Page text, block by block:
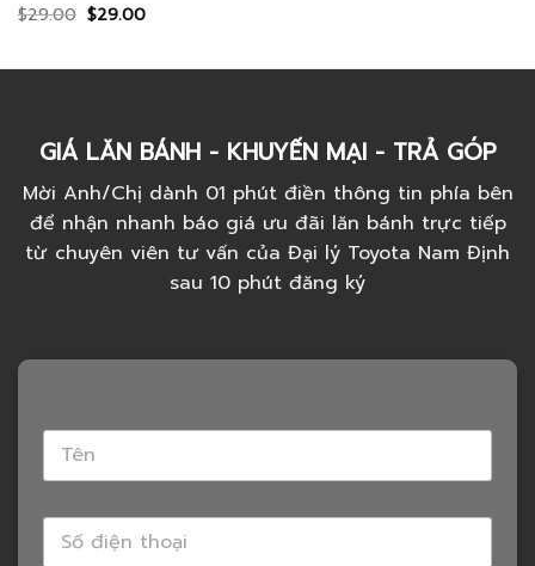
Rated
$29.00 $29.00
GIÁ LĂN BÁNH - KHUYẾN MẠI - TRẢ GÓP
Mời Anh/Chị dành 01 phút điền thông tin phía bên
để nhận nhanh báo giá ưu đãi lăn bánh trực tiếp
từ chuyên viên tư vấn của Đại lý Toyota Nam Định
sau 10 phút đăng ký